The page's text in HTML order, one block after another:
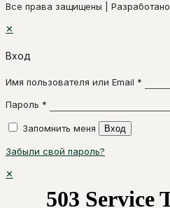
Все права защищены | Разработано
✕
Вход
Имя пользователя или Email *
Пароль *
Запомнить меня Вход
Забыли свой пароль?
✕